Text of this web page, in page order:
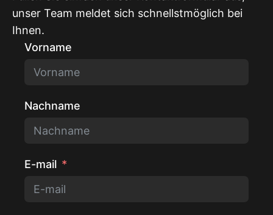
unser Team meldet sich schnellstmöglich bei
Ihnen.
Vorname
Nachname
E-mail